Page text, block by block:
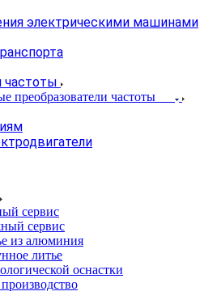
электрическими машинами
частоты
преобразователи частоты
сервис
сервис
из алюминия
литье
оснастки